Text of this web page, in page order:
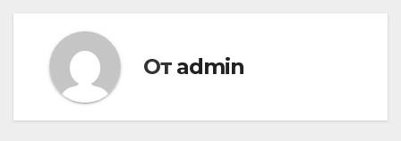
От admin